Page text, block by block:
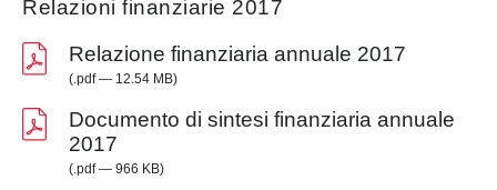
Relazioni finanziarie 2017
Relazione finanziaria annuale 2017
(.pdf — 12.54 MB)
Documento di sintesi finanziaria annuale
2017
(.pdf — 966 KB)